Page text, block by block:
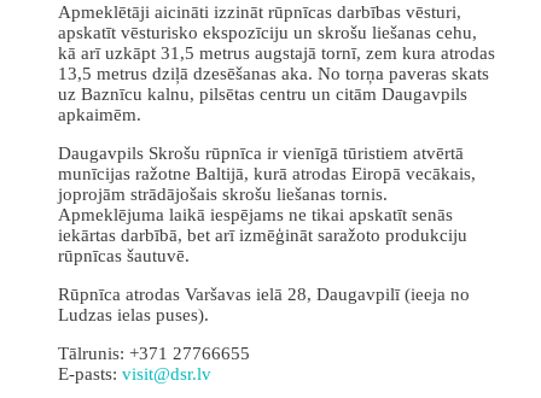
Apmeklētāji aicināti izzināt rūpnīcas darbības vēsturi,
apskatīt vēsturisko ekspozīciju un skrošu liešanas cehu,
kā arī uzkāpt 31,5 metrus augstajā tornī, zem kura atrodas
13,5 metrus dziļā dzesēšanas aka. No torņa paveras skats
uz Baznīcu kalnu, pilsētas centru un citām Daugavpils
apkaimēm.
Daugavpils Skrošu rūpnīca ir vienīgā tūristiem atvērtā
munīcijas ražotne Baltijā, kurā atrodas Eiropā vecākais,
joprojām strādājošais skrošu liešanas tornis.
Apmeklējuma laikā iespējams ne tikai apskatīt senās
iekārtas darbībā, bet arī izmēģināt saražoto produkciju
rūpnīcas šautuvē.
Rūpnīca atrodas Varšavas ielā 28, Daugavpilī (ieeja no
Ludzas ielas puses).
Tālrunis: +371 27766655
E-pasts: visit@dsr.lv